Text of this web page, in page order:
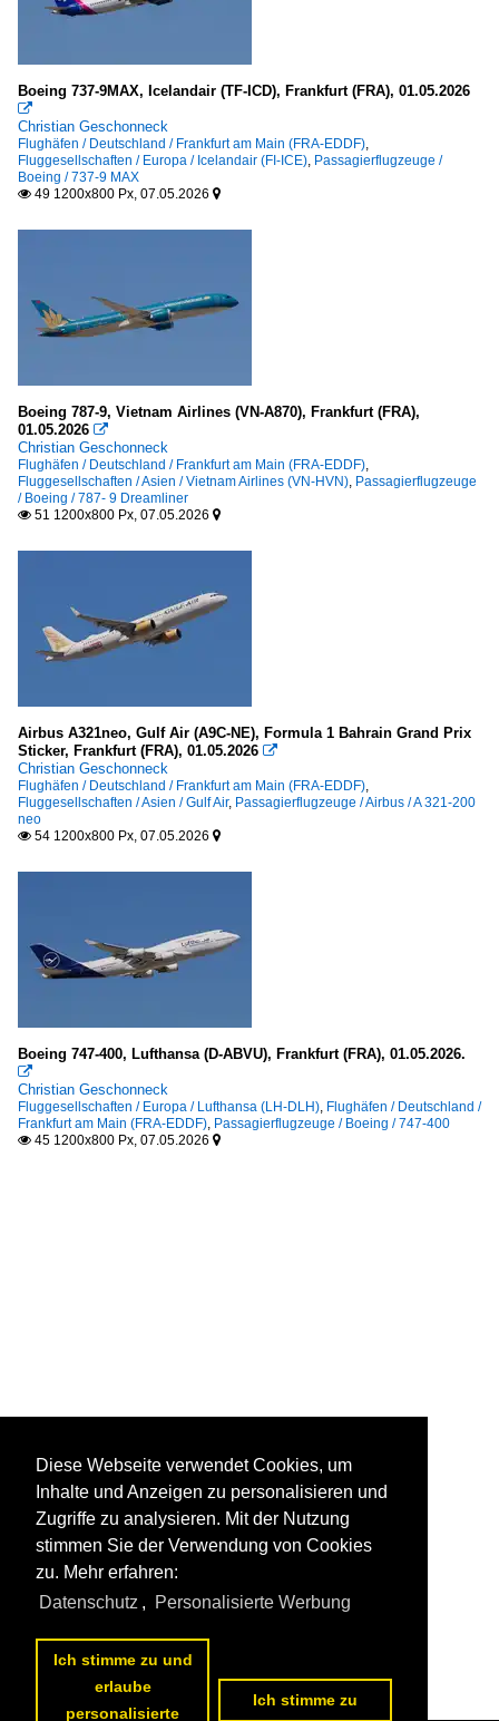
Boeing 737-9MAX, Icelandair (TF-ICD), Frankfurt (FRA), 01.05.2026

Christian Geschonneck
Flughäfen / Deutschland / Frankfurt am Main (FRA-EDDF),
Fluggesellschaften / Europa / Icelandair (FI-ICE), Passagierflugzeuge /
Boeing / 737-9 MAX
 49 1200x800 Px, 07.05.2026 
Boeing 787-9, Vietnam Airlines (VN-A870), Frankfurt (FRA),
01.05.2026 
Christian Geschonneck
Flughäfen / Deutschland / Frankfurt am Main (FRA-EDDF),
Fluggesellschaften / Asien / Vietnam Airlines (VN-HVN), Passagierflugzeuge
/ Boeing / 787- 9 Dreamliner
 51 1200x800 Px, 07.05.2026 
Airbus A321neo, Gulf Air (A9C-NE), Formula 1 Bahrain Grand Prix
Sticker, Frankfurt (FRA), 01.05.2026 
Christian Geschonneck
Flughäfen / Deutschland / Frankfurt am Main (FRA-EDDF),
Fluggesellschaften / Asien / Gulf Air, Passagierflugzeuge / Airbus / A 321-200
neo
 54 1200x800 Px, 07.05.2026 
Boeing 747-400, Lufthansa (D-ABVU), Frankfurt (FRA), 01.05.2026.

Christian Geschonneck
Fluggesellschaften / Europa / Lufthansa (LH-DLH), Flughäfen / Deutschland /
Frankfurt am Main (FRA-EDDF), Passagierflugzeuge / Boeing / 747-400
 45 1200x800 Px, 07.05.2026 
Diese Webseite verwendet Cookies, um
Inhalte und Anzeigen zu personalisieren und
Zugriffe zu analysieren. Mit der Nutzung
stimmen Sie der Verwendung von Cookies
zu. Mehr erfahren:
Datenschutz , Personalisierte Werbung
Ich stimme zu und
erlaube
personalisierte
Ich stimme zu